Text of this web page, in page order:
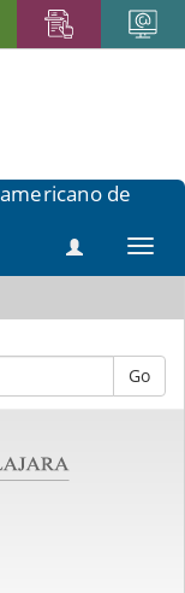
de
Go